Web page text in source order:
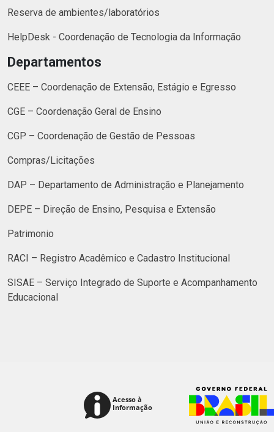
Reserva de ambientes/laboratórios
HelpDesk - Coordenação de Tecnologia da Informação
Departamentos
CEEE – Coordenação de Extensão, Estágio e Egresso
CGE – Coordenação Geral de Ensino
CGP – Coordenação de Gestão de Pessoas
Compras/Licitações
DAP – Departamento de Administração e Planejamento
DEPE – Direção de Ensino, Pesquisa e Extensão
Patrimonio
RACI – Registro Acadêmico e Cadastro Institucional
SISAE – Serviço Integrado de Suporte e Acompanhamento
Educacional